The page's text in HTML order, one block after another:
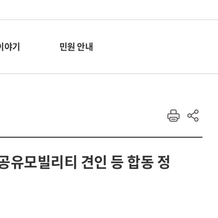
야기 민원 안내
모빌리티 견인 등 합동 정